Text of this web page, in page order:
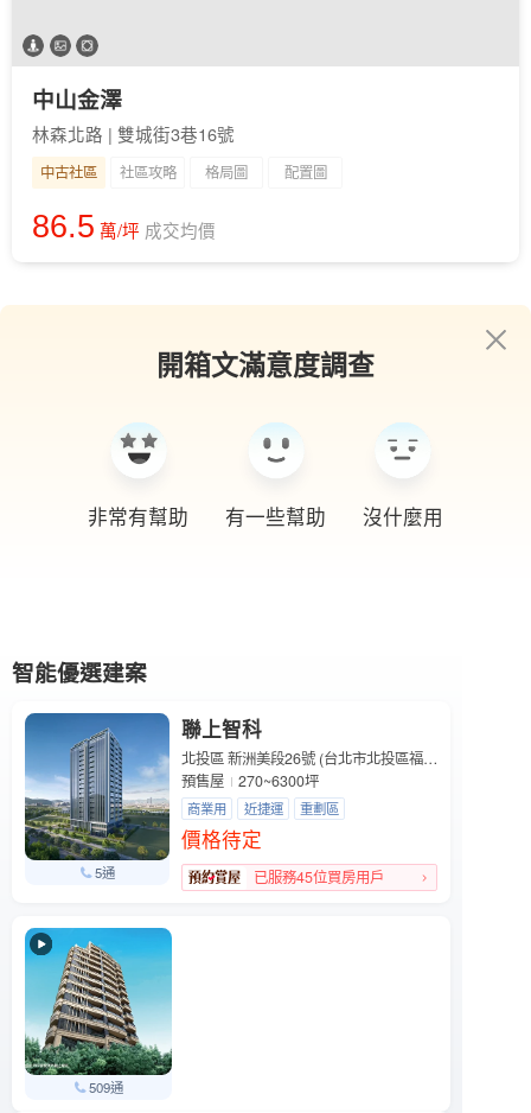
中山金澤
林森北路 | 雙城街3巷16號
中古社區 社區攻略 格局圖 配置圖
86.5 萬/坪 成交均價
開箱文滿意度調查
非常有幫助 有一些幫助 沒什麼用
智能優選建案
5通
聯上智科
北投區 新洲美段26號 (台北市北投區福國路)
預售屋
270~6300坪
商業用 近捷運 重劃區
價格待定
已服務45位買房用戶
509通